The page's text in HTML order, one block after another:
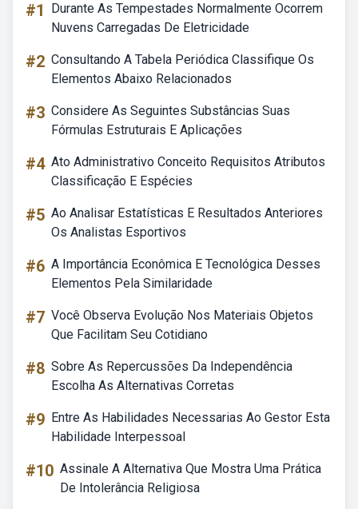
#1
Durante As Tempestades Normalmente Ocorrem
Nuvens Carregadas De Eletricidade
#2 Consultando A Tabela Periódica Classifique Os
Elementos Abaixo Relacionados
#3 Considere As Seguintes Substâncias Suas
Fórmulas Estruturais E Aplicações
#4 Ato Administrativo Conceito Requisitos Atributos
Classificação E Espécies
#5 Ao Analisar Estatísticas E Resultados Anteriores
Os Analistas Esportivos
#6 A Importância Econômica E Tecnológica Desses
Elementos Pela Similaridade
#7 Você Observa Evolução Nos Materiais Objetos
Que Facilitam Seu Cotidiano
#8 Sobre As Repercussões Da Independência
Escolha As Alternativas Corretas
#9 Entre As Habilidades Necessarias Ao Gestor Esta
Habilidade Interpessoal
#10 Assinale A Alternativa Que Mostra Uma Prática
De Intolerância Religiosa